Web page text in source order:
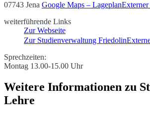
07743 Jena Google Maps – Lageplan
weiterführende Links
Zur Webseite
Zur Studienverwaltung Friedolin
Sprechzeiten:
Montag 13.00-15.00 Uhr
Weitere Informationen zu
Lehre